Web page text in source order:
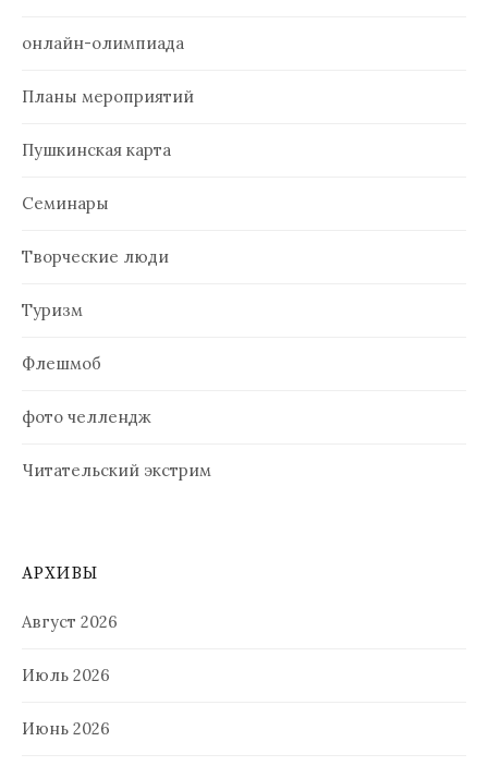
онлайн-олимпиада
Планы мероприятий
Пушкинская карта
Семинары
Творческие люди
Туризм
Флешмоб
фото челлендж
Читательский экстрим
АРХИВЫ
Август 2026
Июль 2026
Июнь 2026